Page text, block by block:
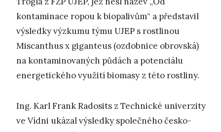
kontaminace ropou k biopalivům“ a představil
výsledky výzkumu týmu UJEP s rostlinou
Miscanthus x giganteus (ozdobnice obrovská)
na kontaminovaných půdách a potenciálu
energetického využití biomasy z této rostliny.
Ing. Karl Frank Radosits z Technické univerzity
ve Vídni ukázal výsledky společného česko-